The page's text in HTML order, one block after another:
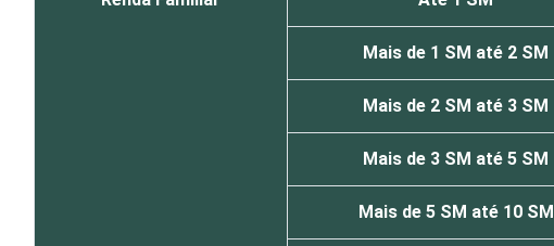
Mais de 1 SM até 2 SM
Mais de 2 SM até 3 SM
Mais de 3 SM até 5 SM
Mais de 5 SM até 10 SM